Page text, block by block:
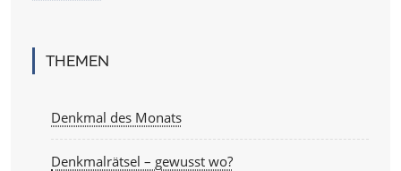
THEMEN
Denkmal des Monats
Denkmalrätsel – gewusst wo?